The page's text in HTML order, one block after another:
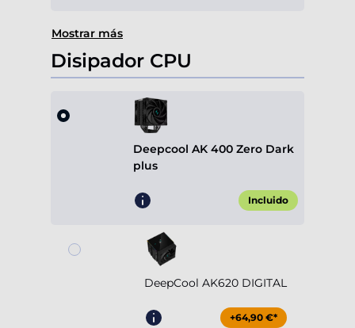
Mostrar más
Disipador CPU
Deepcool AK 400 Zero Dark
plus
Incluido
DeepCool AK620 DIGITAL
+64,90 €*